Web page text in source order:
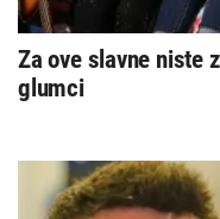
Za ove slavne niste
glumci